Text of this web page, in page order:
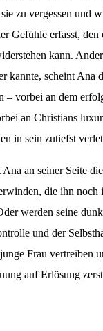
zu vergessen und
Gefühle erfasst,
kann.
kannte, scheint Ana
– vorbei an dem
an Christians
in sein zutiefst
an seiner Seite
die ihn noch
werden seine
und der
Frau vertreiben
auf Erlösung